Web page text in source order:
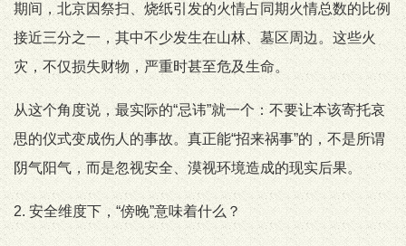
期间，北京因祭扫、烧纸引发的火情占同期火情总数的比例
接近三分之一，其中不少发生在山林、墓区周边。这些火
灾，不仅损失财物，严重时甚至危及生命。
从这个角度说，最实际的“忌讳”就一个：不要让本该寄托哀
思的仪式变成伤人的事故。真正能“招来祸事”的，不是所谓
阴气阳气，而是忽视安全、漠视环境造成的现实后果。
2. 安全维度下，“傍晚”意味着什么？